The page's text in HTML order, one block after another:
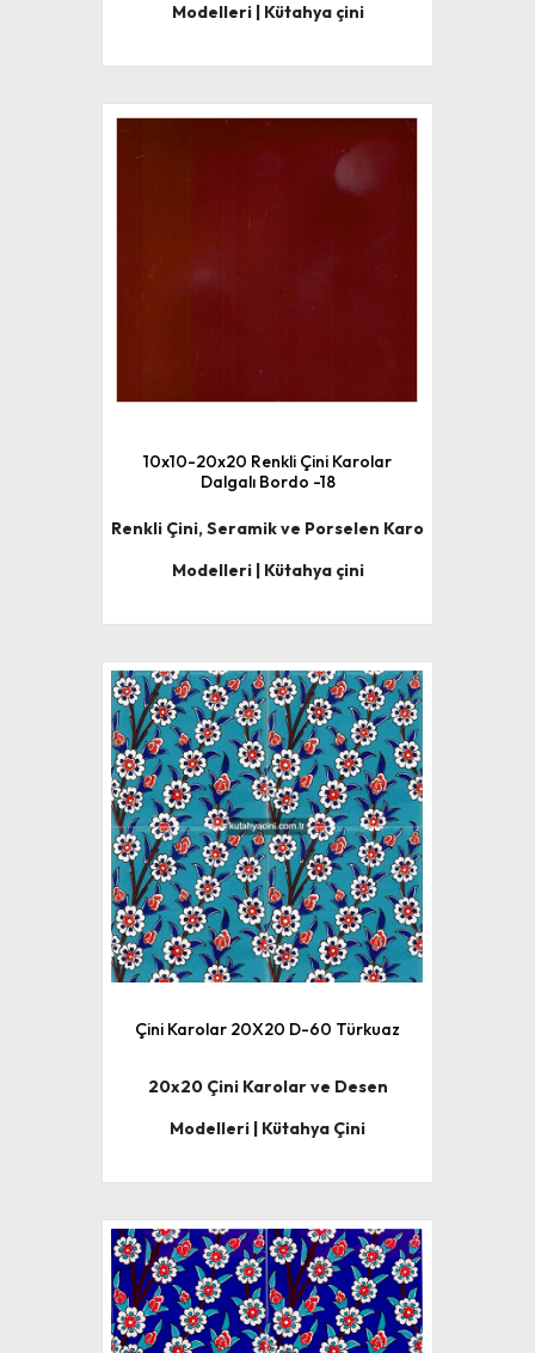
Modelleri | Kütahya çini
10x10-20x20 Renkli Çini Karolar
Dalgalı Bordo -18
Renkli Çini, Seramik ve Porselen Karo
Modelleri | Kütahya çini
Çini Karolar 20X20 D-60 Türkuaz
20x20 Çini Karolar ve Desen
Modelleri | Kütahya Çini